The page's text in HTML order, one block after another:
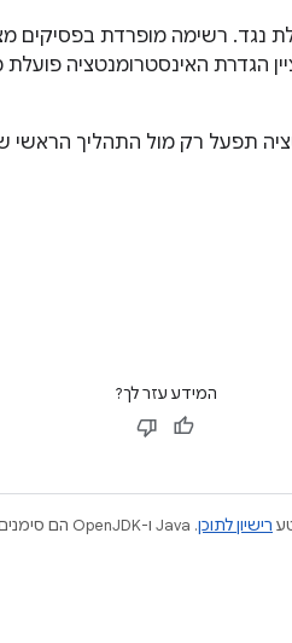
נגד. רשימה מופרדת בפסיקים
הגדרת האינסטרומנטציה
תפעל רק מול התהליך הראשי
המידע עזר לך?
רישיון לתוכן